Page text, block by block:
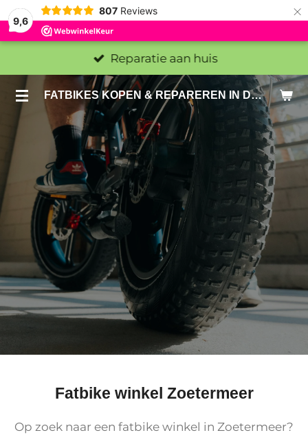
9,6
807 Reviews ×
FATBIKES KOPEN & REPAREREN IN DEN HAAG EN ZOETERMEER - SACHE BIKES
Reparatie aan huis
Fatbike winkel Zoetermeer
Op zoek naar een fatbike winkel in Zoetermeer?